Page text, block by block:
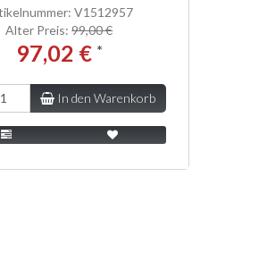
V1512957
Alter Preis:99,00 €
97,02 € *
In den Warenkorb